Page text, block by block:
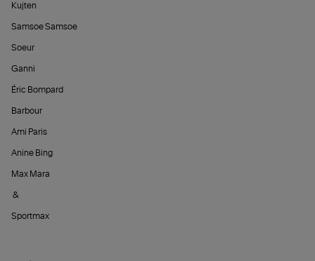
Kujten
Samsoe Samsoe
Soeur
Ganni
Éric Bompard
Barbour
Ami Paris
Anine Bing
Max Mara
&
Sportmax